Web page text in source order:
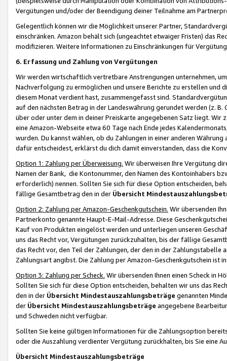
Vergütungen und/oder der Beendigung deiner Teilnahme am
Gelegentlich können wir die Möglichkeit unserer Partner,
einschränken. Amazon behält sich (ungeachtet etwaiger Fristen) das
modifizieren. Weitere Informationen zu Einschränkungen für
6. Erfassung und Zahlung von Vergütungen
Wir werden wirtschaftlich vertretbare Anstrengungen unternehmen,
Nachverfolgung zu ermöglichen und unsere Berichte zu erstellen und
diesem Monat verdient hast, zusammengefasst sind.
auf den nächsten Betrag in der Landeswährung gerundet werden (z.
über oder unter dem in deiner Preiskarte angegebenen Satz liegt.
eine Amazon-Webseite etwa 60 Tage nach Ende jedes
wurden. Du kannst wählen, ob du Zahlungen in einer anderen
dafür entscheidest, erklärst du dich damit einverstanden, dass die
Option 1: Zahlung per Überweisung. Wir überweisen Ihre Vergütung
Namen der Bank, die Kontonummer, den Namen des Kontoinhabers
erforderlich) nennen. Sollten Sie sich für diese Option entscheiden,
fällige Gesamtbetrag den in der Übersicht
Option 2: Zahlung per Amazon-Geschenkgutschein. Wir übersenden
Partnerkonto genannte Haupt-E-Mail-Adresse. Diese
Kauf von Produkten eingelöst werden und unterliegen unseren
uns das Recht vor, Vergütungen zurückzuhalten, bis der fällige
das Recht vor, den Teil der Zahlungen, der den in der
Zahlungsart angibst. Die Zahlung per Amazon-Geschenkgutschein ist
Option 3: Zahlung per Scheck. Wir übersenden Ihnen einen Scheck in
Sollten Sie sich für diese Option entscheiden, behalten wir uns das
den in der Übersicht Mindestauszahlungsbeträge genannten
der Übersicht Mindestauszahlungsbeträge angegebene
und Schweden nicht verfügbar.
Sollten Sie keine gültigen Informationen für die Zahlungsoption
oder die Auszahlung verdienter Vergütung zurückhalten, bis Sie
Übersicht Mindestauszahlungsbeträge